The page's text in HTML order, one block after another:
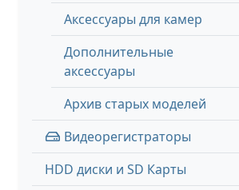
Аксессуары для камер
Дополнительные
аксессуары
Архив старых моделей
Видеорегистраторы
HDD диски и SD Карты